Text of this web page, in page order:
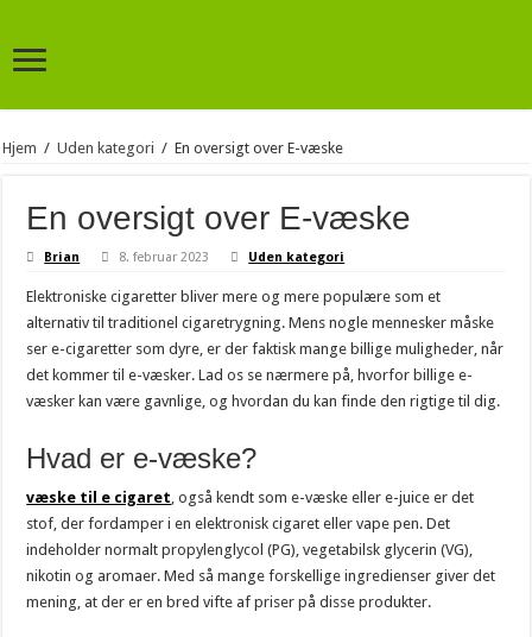
Hjem / Uden kategori / En oversigt over E-væske
En oversigt over E-væske
Brian 8. februar 2023 Uden kategori
Elektroniske cigaretter bliver mere og mere populære som et
alternativ til traditionel cigaretrygning. Mens nogle mennesker måske
ser e-cigaretter som dyre, er der faktisk mange billige muligheder, når
det kommer til e-væsker. Lad os se nærmere på, hvorfor billige e-
væsker kan være gavnlige, og hvordan du kan finde den rigtige til dig.
Hvad er e-væske?
væske til e cigaret, også kendt som e-væske eller e-juice er det
stof, der fordamper i en elektronisk cigaret eller vape pen. Det
indeholder normalt propylenglycol (PG), vegetabilsk glycerin (VG),
nikotin og aromaer. Med så mange forskellige ingredienser giver det
mening, at der er en bred vifte af priser på disse produkter.